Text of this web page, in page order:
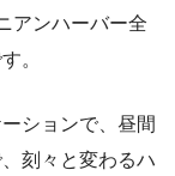
アンハーバー全
。
ションで、昼間
刻々と変わるハ